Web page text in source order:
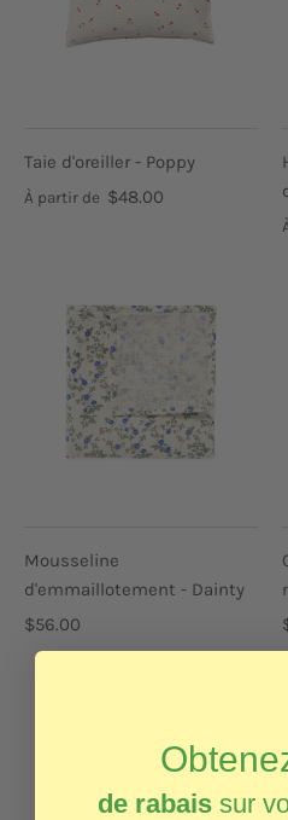
Taie d'oreiller - Poppy
À partir de $48.00
Mousseline
d'emmaillotement - Dainty
$56.00
de rabais sur